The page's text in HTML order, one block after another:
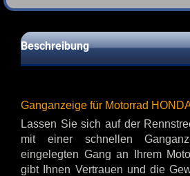
Beschreibung
Ganganzeige für Motorrad
Lassen Sie sich auf der
mit einer schnellen
eingelegten Gang an Ihrem
gibt Ihnen Vertrauen und die